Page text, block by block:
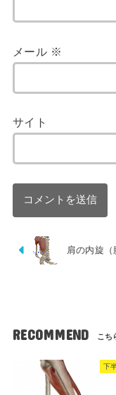
メール ※
サイト
肩の内旋（
RECOMMEND
下